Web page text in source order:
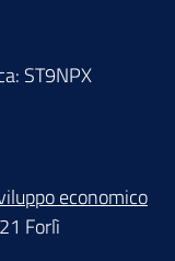
ST9NPX
economico
Forlì